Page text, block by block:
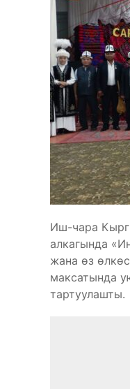
Иш-чара
алкагында
жана өз
максатында
тартуулашты.